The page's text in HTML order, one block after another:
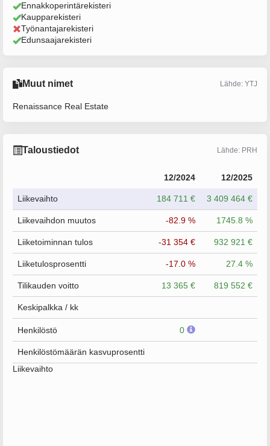
Ennakkoperintärekisteri
Kaupparekisteri
Työnantajarekisteri
Edunsaajarekisteri
Muut nimet Lähde: YTJ
Renaissance Real Estate
Taloustiedot Lähde: PRH
12/2024 12/2025
Liikevaihto 184 711 € 3 409 464 €
Liikevaihdon muutos -82.9 % 1745.8 %
Liiketoiminnan tulos -31 354 € 932 921 €
Liiketulosprosentti -17.0 % 27.4 %
Tilikauden voitto 13 365 € 819 552 €
Keskipalkka / kk
Henkilöstö 0
Henkilöstömäärän kasvuprosentti
Liikevaihto